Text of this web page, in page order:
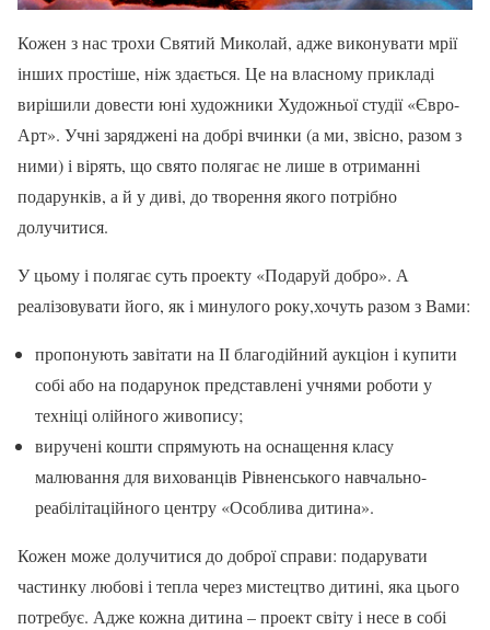
Кожен з нас трохи Святий Миколай, адже виконувати мрії
інших простіше, ніж здається. Це на власному прикладі
вирішили довести юні художники Художньої студії «Євро-
Арт». Учні заряджені на добрі вчинки (а ми, звісно, разом з
ними) і вірять, що свято полягає не лише в отриманні
подарунків, а й у диві, до творення якого потрібно
долучитися.
У цьому і полягає суть проекту «Подаруй добро». А
реалізовувати його, як і минулого року,хочуть разом з Вами:
пропонують завітати на ІІ благодійний аукціон і купити
собі або на подарунок представлені учнями роботи у
техніці олійного живопису;
виручені кошти спрямують на оснащення класу
малювання для вихованців Рівненського навчально-
реабілітаційного центру «Особлива дитина».
Кожен може долучитися до доброї справи: подарувати
частинку любові і тепла через мистецтво дитині, яка цього
потребує. Адже кожна дитина – проект світу і несе в собі